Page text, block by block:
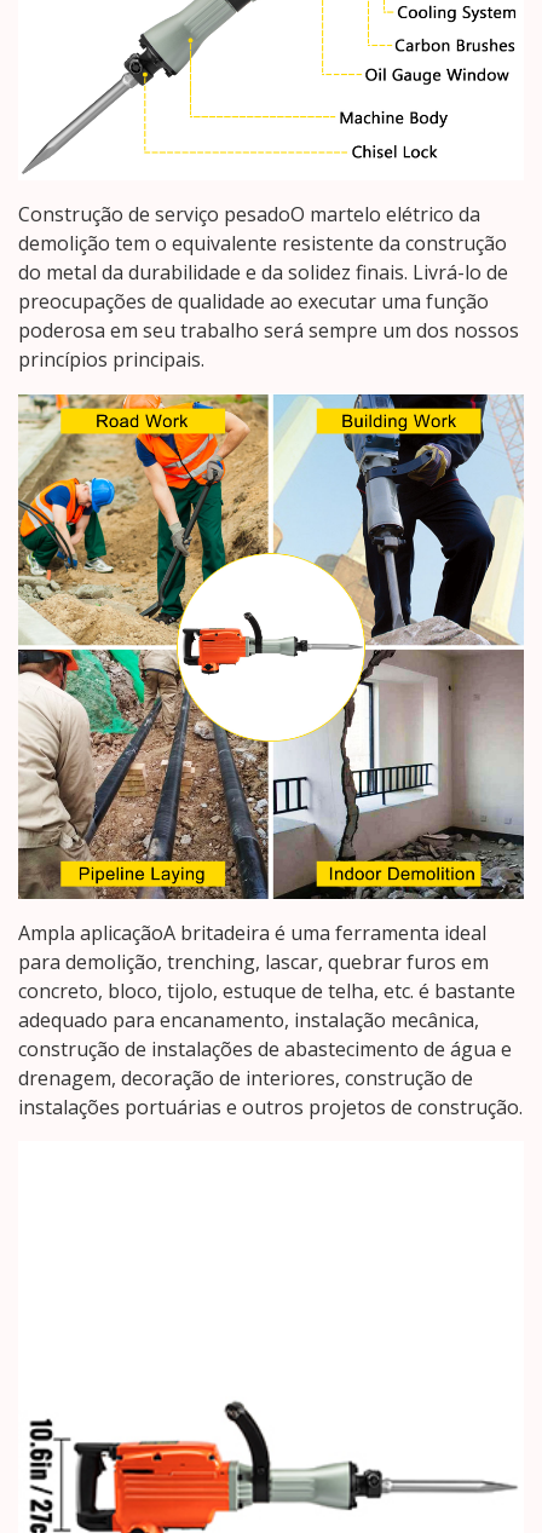
Construção de serviço pesadoO martelo elétrico da
demolição tem o equivalente resistente da construção
do metal da durabilidade e da solidez finais. Livrá-lo de
preocupações de qualidade ao executar uma função
poderosa em seu trabalho será sempre um dos nossos
princípios principais.
Ampla aplicaçãoA britadeira é uma ferramenta ideal
para demolição, trenching, lascar, quebrar furos em
concreto, bloco, tijolo, estuque de telha, etc. é bastante
adequado para encanamento, instalação mecânica,
construção de instalações de abastecimento de água e
drenagem, decoração de interiores, construção de
instalações portuárias e outros projetos de construção.